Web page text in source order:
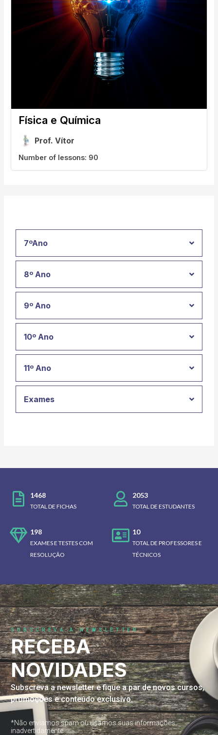
7ºAno
8º Ano
9º Ano
10º Ano
11º Ano
Exames
Física e Química
Prof. Vítor
Number of lessons: 90
1468
TOTAL DE FICHAS
2053
TOTAL DE ESTUDANTES
198
EXAMES E TESTES COM
RESOLUÇÃO
10
TOTAL DE PROFESSORES E
TÉCNICOS
SUBSCREVA A NEWSLETTER
RECEBA
NOVIDADES
Subscreva a newsletter e fique a par de novos cursos,
promoções e conteúdo exclusivo.
*Não enviamos spam ou usamos suas informações
inadvertidamente